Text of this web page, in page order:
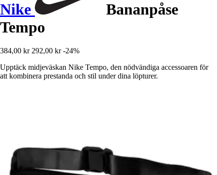
Nike
Bananpåse
Tempo
384,00 kr 292,00 kr -24%
Upptäck midjeväskan Nike Tempo, den nödvändiga accessoaren för
att kombinera prestanda och stil under dina löpturer.